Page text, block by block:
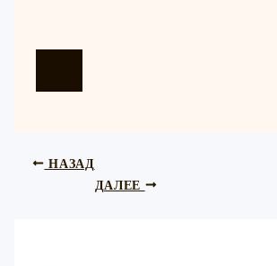
НАЗАД
ДАЛЕЕ